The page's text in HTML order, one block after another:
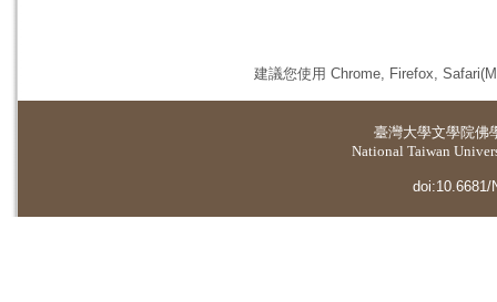
建議您使用 Chrome, Firefox,
臺灣大學文學院佛
National Taiwan
doi:10.6681/